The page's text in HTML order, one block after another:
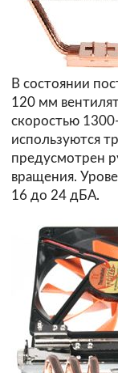
В состоянии
120 мм
скоростью
используются
предусмотрен
вращения.
16 до 24 дБА.